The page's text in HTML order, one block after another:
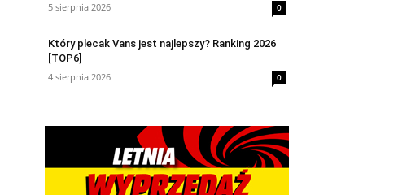
5 sierpnia 2026
0
Który plecak Vans jest najlepszy? Ranking 2026
[TOP6]
4 sierpnia 2026
0